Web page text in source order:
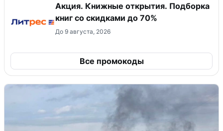
Акция. Книжные открытия. Подборка
книг со скидками до 70%
До 9 августа, 2026
Все промокоды